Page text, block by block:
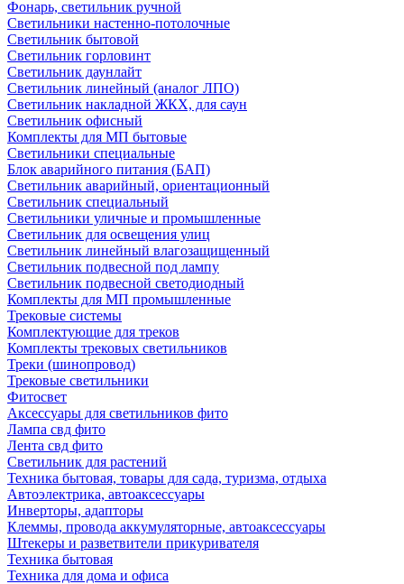
Фонарь, светильник ручной
Светильники настенно-потолочные
Светильник бытовой
Светильник горловинт
Светильник даунлайт
Светильник линейный (аналог ЛПО)
Светильник накладной ЖКХ, для саун
Светильник офисный
Комплекты для МП бытовые
Светильники специальные
Блок аварийного питания (БАП)
Светильник аварийный, ориентационный
Светильник специальный
Светильники уличные и промышленные
Светильник для освещения улиц
Светильник линейный влагозащищенный
Светильник подвесной под лампу
Светильник подвесной светодиодный
Комплекты для МП промышленные
Трековые системы
Комплектующие для треков
Комплекты трековых светильников
Треки (шинопровод)
Трековые светильники
Фитосвет
Аксессуары для светильников фито
Лампа свд фито
Лента свд фито
Светильник для растений
Техника бытовая, товары для сада, туризма, отдыха
Автоэлектрика, автоаксессуары
Инверторы, адапторы
Клеммы, провода аккумуляторные, автоаксессуары
Штекеры и разветвители прикуривателя
Техника бытовая
Техника для дома и офиса